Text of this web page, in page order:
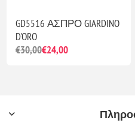
GD5516 ΑΣΠΡΟ GIARDINO
D'ORO
€30,00€24,00